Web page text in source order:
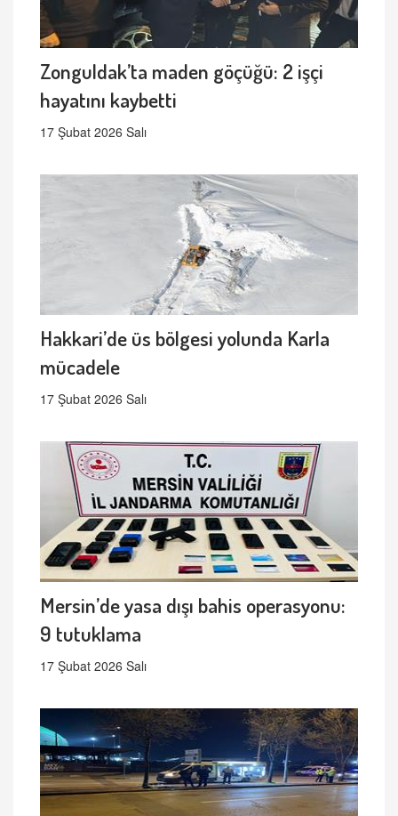
Zonguldak’ta maden göçüğü: 2 işçi
hayatını kaybetti
17 Şubat 2026 Salı
Hakkari’de üs bölgesi yolunda Karla
mücadele
17 Şubat 2026 Salı
Mersin’de yasa dışı bahis operasyonu:
9 tutuklama
17 Şubat 2026 Salı